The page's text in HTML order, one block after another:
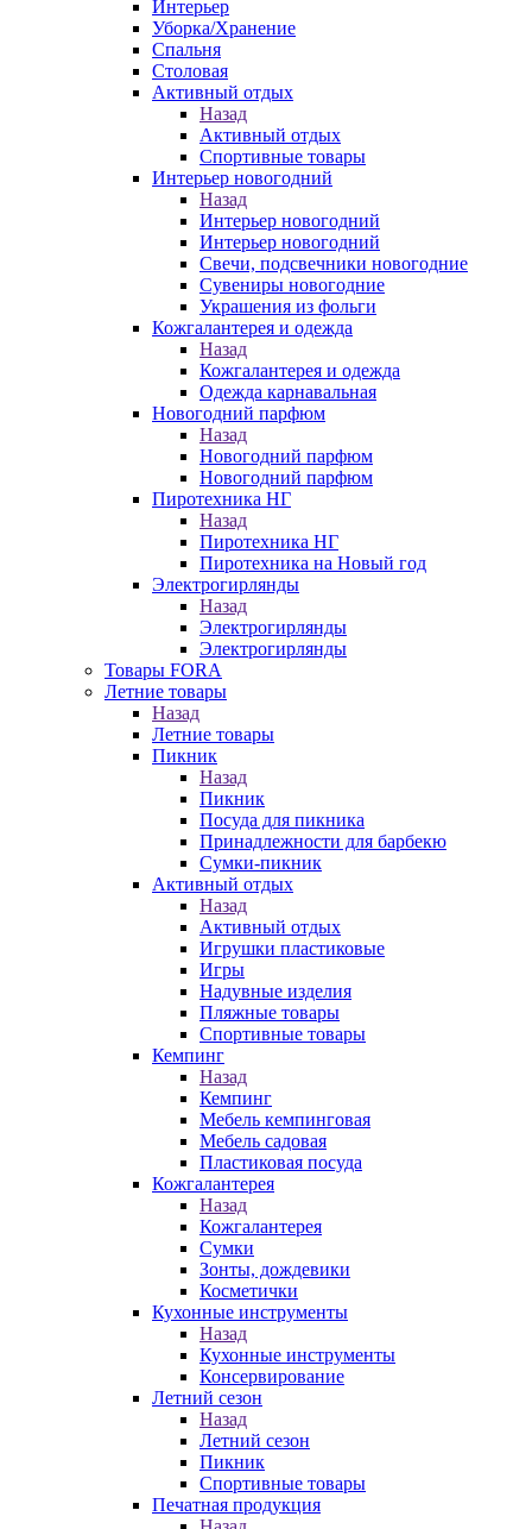
Интерьер
Уборка/Хранение
Спальня
Столовая
Активный отдых
Назад
Активный отдых
Спортивные товары
Интерьер новогодний
Назад
Интерьер новогодний
Интерьер новогодний
Свечи, подсвечники новогодние
Сувениры новогодние
Украшения из фольги
Кожгалантерея и одежда
Назад
Кожгалантерея и одежда
Одежда карнавальная
Новогодний парфюм
Назад
Новогодний парфюм
Новогодний парфюм
Пиротехника НГ
Назад
Пиротехника НГ
Пиротехника на Новый год
Электрогирлянды
Назад
Электрогирлянды
Электрогирлянды
Товары FORA
Летние товары
Назад
Летние товары
Пикник
Назад
Пикник
Посуда для пикника
Принадлежности для барбекю
Сумки-пикник
Активный отдых
Назад
Активный отдых
Игрушки пластиковые
Игры
Надувные изделия
Пляжные товары
Спортивные товары
Кемпинг
Назад
Кемпинг
Мебель кемпинговая
Мебель садовая
Пластиковая посуда
Кожгалантерея
Назад
Кожгалантерея
Сумки
Зонты, дождевики
Косметички
Кухонные инструменты
Назад
Кухонные инструменты
Консервирование
Летний сезон
Назад
Летний сезон
Пикник
Спортивные товары
Печатная продукция